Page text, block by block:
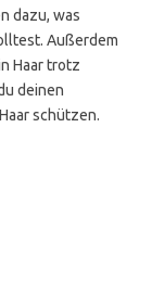
dazu, was
Außerdem
Haar trotz
deinen
schützen.